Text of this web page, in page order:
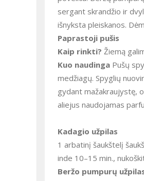
sergant skrandžio ir
išnyksta pleiskanos.
Paprastoji pušis
Kaip rinkti? Žiemą
Kuo naudinga Pušų
medžiagų. Spyglių
gydant mažakraujystę,
aliejus naudojamas
Kadagio užpilas
1 arbatinį šaukštelį
inde 10–15 min.,
Beržo pumpurų